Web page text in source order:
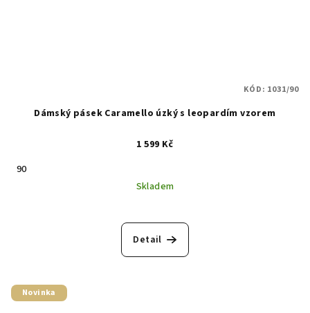
Dámský pásek Caramello úzký s leopardím vzorem
1 599 Kč
90
Skladem
Detail
KÓD: 1031/90
Novinka